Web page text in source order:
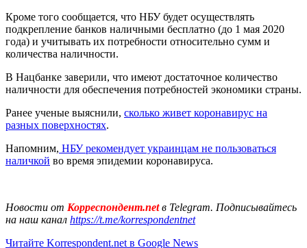
Кроме того сообщается, что НБУ будет осуществлять
подкрепление банков наличными бесплатно (до 1 мая 2020
года) и учитывать их потребности относительно сумм и
количества наличности.
В Нацбанке заверили, что имеют достаточное количество
наличности для обеспечения потребностей экономики страны.
Ранее ученые выяснили, сколько живет коронавирус на
разных поверхностях.
Напомним, НБУ рекомендует украинцам не пользоваться
наличкой во время эпидемии коронавируса.
Новости от Корреспондент.netв Telegram. Подписывайтесь
на наш канал https://t.me/korrespondentnet
Читайте Korrespondent.net в Google News